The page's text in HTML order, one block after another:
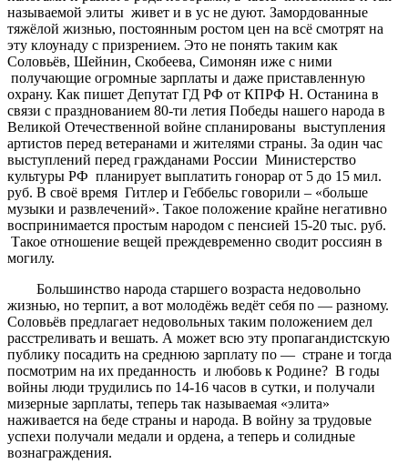
называемой элиты живет и в ус не дуют. Замордованные
тяжёлой жизнью, постоянным ростом цен на всё смотрят на
эту клоунаду с призрением. Это не понять таким как
Соловьёв, Шейнин, Скобеева, Симонян иже с ними
получающие огромные зарплаты и даже приставленную
охрану. Как пишет Депутат ГД РФ от КПРФ Н. Останина в
связи с празднованием 80-ти летия Победы нашего народа в
Великой Отечественной войне спланированы выступления
артистов перед ветеранами и жителями страны. За один час
выступлений перед гражданами России Министерство
культуры РФ планирует выплатить гонорар от 5 до 15 мил.
руб. В своё время Гитлер и Геббельс говорили – «больше
музыки и развлечений». Такое положение крайне негативно
воспринимается простым народом с пенсией 15-20 тыс. руб.
Такое отношение вещей преждевременно сводит россиян в
могилу.
Большинство народа старшего возраста недовольно
жизнью, но терпит, а вот молодёжь ведёт себя по — разному.
Соловьёв предлагает недовольных таким положением дел
расстреливать и вешать. А может всю эту пропагандистскую
публику посадить на среднюю зарплату по — стране и тогда
посмотрим на их преданность и любовь к Родине? В годы
войны люди трудились по 14-16 часов в сутки, и получали
мизерные зарплаты, теперь так называемая «элита»
наживается на беде страны и народа. В войну за трудовые
успехи получали медали и ордена, а теперь и солидные
вознаграждения.